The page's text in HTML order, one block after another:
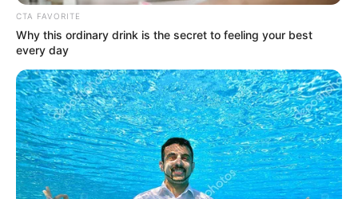
CTA FAVORITE
Why this ordinary drink is the secret to feeling your best
every day